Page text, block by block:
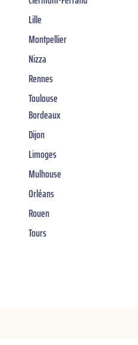
Lille
Montpellier
Nizza
Rennes
Toulouse
Bordeaux
Dijon
Limoges
Mulhouse
Orléans
Rouen
Tours